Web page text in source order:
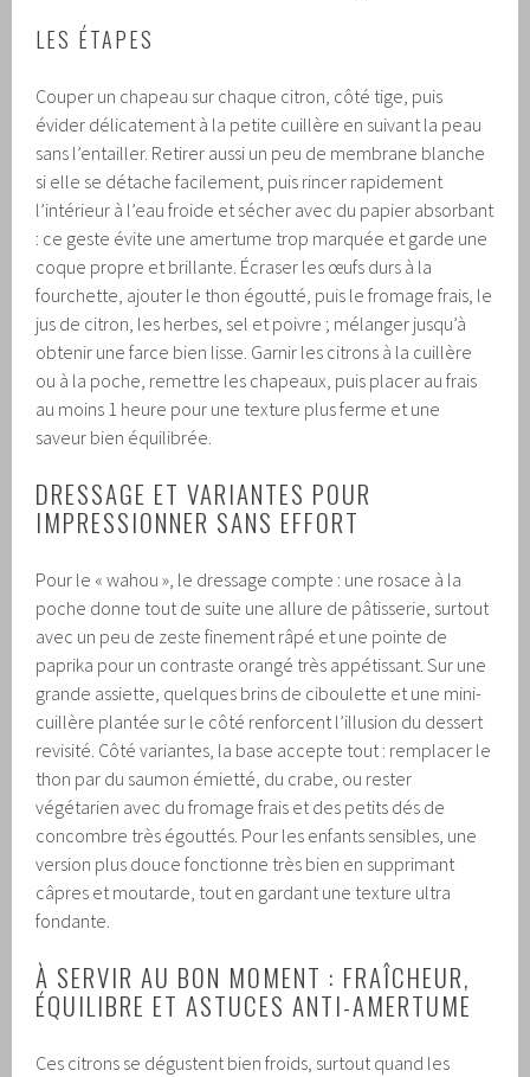
LES ÉTAPES
Couper un chapeau sur chaque citron, côté tige, puis
évider délicatement à la petite cuillère en suivant la peau
sans l’entailler. Retirer aussi un peu de membrane blanche
si elle se détache facilement, puis rincer rapidement
l’intérieur à l’eau froide et sécher avec du papier absorbant
: ce geste évite une amertume trop marquée et garde une
coque propre et brillante. Écraser les œufs durs à la
fourchette, ajouter le thon égoutté, puis le fromage frais, le
jus de citron, les herbes, sel et poivre ; mélanger jusqu’à
obtenir une farce bien lisse. Garnir les citrons à la cuillère
ou à la poche, remettre les chapeaux, puis placer au frais
au moins 1 heure pour une texture plus ferme et une
saveur bien équilibrée.
DRESSAGE ET VARIANTES POUR
IMPRESSIONNER SANS EFFORT
Pour le « wahou », le dressage compte : une rosace à la
poche donne tout de suite une allure de pâtisserie, surtout
avec un peu de zeste finement râpé et une pointe de
paprika pour un contraste orangé très appétissant. Sur une
grande assiette, quelques brins de ciboulette et une mini-
cuillère plantée sur le côté renforcent l’illusion du dessert
revisité. Côté variantes, la base accepte tout : remplacer le
thon par du saumon émietté, du crabe, ou rester
végétarien avec du fromage frais et des petits dés de
concombre très égouttés. Pour les enfants sensibles, une
version plus douce fonctionne très bien en supprimant
câpres et moutarde, tout en gardant une texture ultra
fondante.
À SERVIR AU BON MOMENT : FRAÎCHEUR,
ÉQUILIBRE ET ASTUCES ANTI-AMERTUME
Ces citrons se dégustent bien froids, surtout quand les